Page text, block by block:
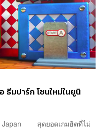
มปาร์ก โซนใหม่ในยูนิ
Japan สุดยอดเกมฮิตที่ไม่